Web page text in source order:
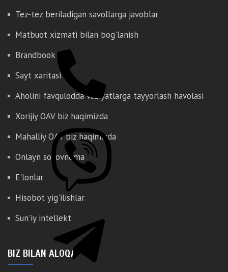
Tez-tez beriladigan savollarga javoblar
Matbuot xizmati bilan bog'lanish
Brandbook
Sayt xaritasi
Aholini favqulodda vaziyatlarga tayyorlash havolasi
Xorijiy OAV biz haqimizda
Mahalliy OAV biz haqimizda
Onlayn so'rovnoma
E'lonlar
Hisobot yig'ilishlar
Sun'iy intellekt
BIZ BILAN ALOQA